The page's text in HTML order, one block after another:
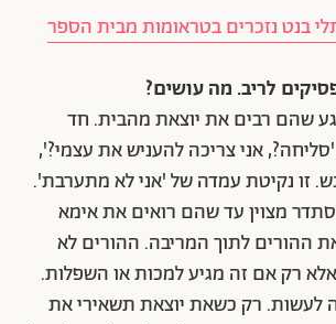
בנט נזכרים בטראומות מבית הספר
לריב. מה עושים?
שהם רבים את יוצאת מהבית. חד
'סליחה?, אני צריכה להעניש את עצמי?',
זו נקיטת עמדה של 'אני לא מתערבת'.
מצוין עד שהם רואים את אימא
ההורים לתוך המריבה. ההורים לא
רק אם זה מגיע למכות או השפלות.
לעשות. רק כשאת יוצאת תשאירי את